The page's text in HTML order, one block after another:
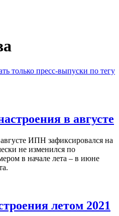
только пресс-выпуски по тегу
в августе
ИПН зафиксировался на
не изменился по
в начале лета – в июне
летом 2021